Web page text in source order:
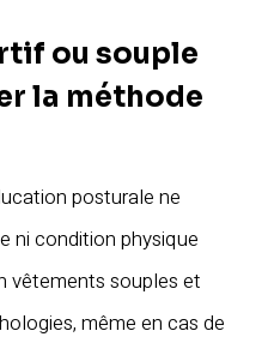
ou souple
la méthode
posturale ne
ni condition physique
vêtements souples et
même en cas de